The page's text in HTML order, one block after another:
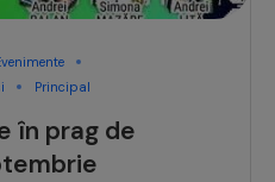
Principal
în prag de